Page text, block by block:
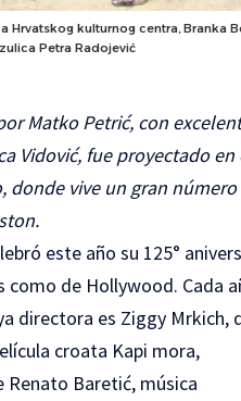
Hrvatskog kulturnog centra, Branka
Petra Radojević
Matko Petrić, con
Vidović, fue proyectado
donde vive un gran
este año su 125°
de Hollywood. Cada
directora es Ziggy Mrkich,
croata Kapi mora,
Baretić, música